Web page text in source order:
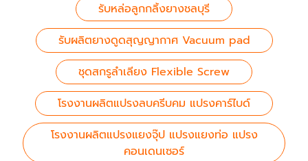
รับหล่อลูกกลิ้งยางชลบุรี
รับผลิตยางดูดสุญญากาศ Vacuum pad
ชุดสกรูลำเลียง Flexible Screw
โรงงานผลิตแปรงลบครีบคม แปรงคาร์ไบด์
โรงงานผลิตแปรงแยงจุ๊ป แปรงแยงท่อ แปรง
คอนเดนเซอร์